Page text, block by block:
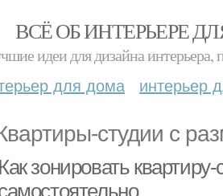
ВСЁ ОБ ИНТЕРЬЕРЕ
идеи для дизайна интерьера,
для дома интерьер
студии с
Как зонировать